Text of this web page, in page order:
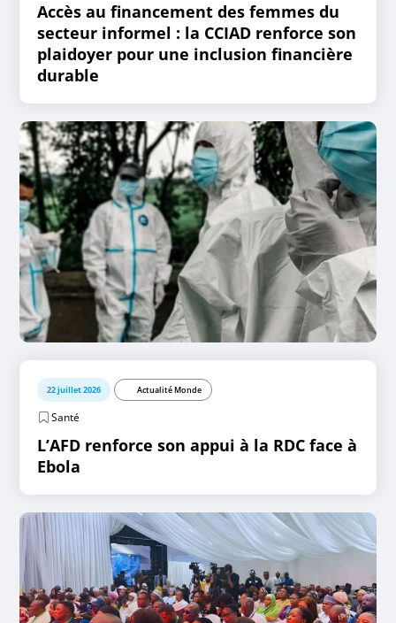
Accès au financement des femmes du
secteur informel : la CCIAD renforce son
plaidoyer pour une inclusion financière
durable
22 juillet 2026 Actualité Monde
Santé
L’AFD renforce son appui à la RDC face à
Ebola